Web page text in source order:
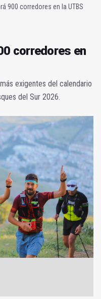
900 corredores en la UTBS
corredores en
exigentes del calendario
del Sur 2026.